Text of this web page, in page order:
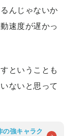
んじゃないか
速度が遅かっ
ということも
ないと思って
の強キャラク